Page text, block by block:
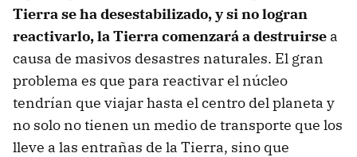
Tierra se ha desestabilizado, y si no logran
reactivarlo, la Tierra comenzará a destruirse a
causa de masivos desastres naturales. El gran
problema es que para reactivar el núcleo
tendrían que viajar hasta el centro del planeta y
no solo no tienen un medio de transporte que los
lleve a las entrañas de la Tierra, sino que